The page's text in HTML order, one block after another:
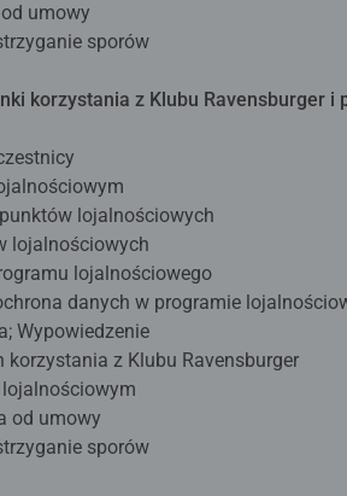
umowy
sporów
korzystania z Klubu Ravensburger
lojalnościowych
lojalnościowych
lojalnościowego
danych w programie
Wypowiedzenie
z Klubu Ravensburger
od umowy
sporów